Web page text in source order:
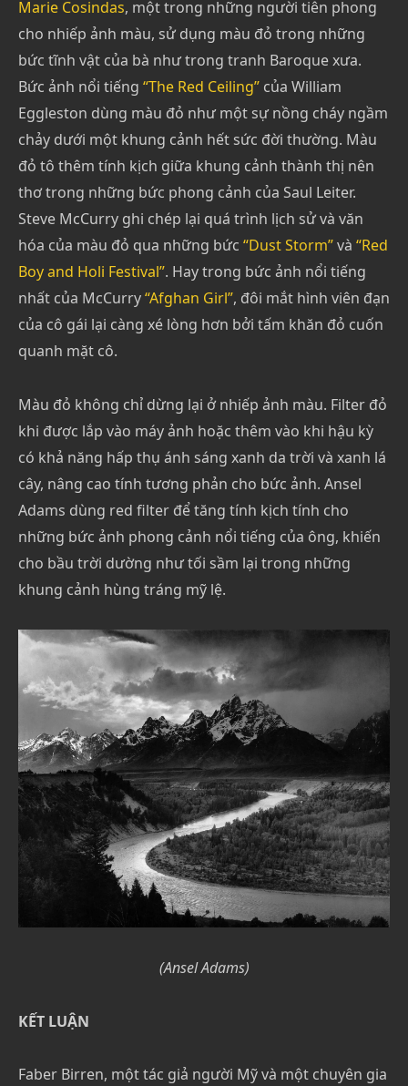
Marie Cosindas, một trong những người tiên phong
cho nhiếp ảnh màu, sử dụng màu đỏ trong những
bức tĩnh vật của bà như trong tranh Baroque xưa.
Bức ảnh nổi tiếng “The Red Ceiling” của William
Eggleston dùng màu đỏ như một sự nồng cháy ngầm
chảy dưới một khung cảnh hết sức đời thường. Màu
đỏ tô thêm tính kịch giữa khung cảnh thành thị nên
thơ trong những bức phong cảnh của Saul Leiter.
Steve McCurry ghi chép lại quá trình lịch sử và văn
hóa của màu đỏ qua những bức “Dust Storm”và “Red
Boy and Holi Festival”. Hay trong bức ảnh nổi tiếng
nhất của McCurry“Afghan Girl”, đôi mắt hình viên đạn
của cô gái lại càng xé lòng hơn bởi tấm khăn đỏ cuốn
quanh mặt cô.
Màu đỏ không chỉ dừng lại ở nhiếp ảnh màu. Filter đỏ
khi được lắp vào máy ảnh hoặc thêm vào khi hậu kỳ
có khả năng hấp thụ ánh sáng xanh da trời và xanh lá
cây, nâng cao tính tương phản cho bức ảnh. Ansel
Adams dùng red filter để tăng tính kịch tính cho
những bức ảnh phong cảnh nổi tiếng của ông, khiến
cho bầu trời dường như tối sầm lại trong những
khung cảnh hùng tráng mỹ lệ.
(Ansel Adams)
KẾT LUẬN
Faber Birren, một tác giả người Mỹ và một chuyên gia